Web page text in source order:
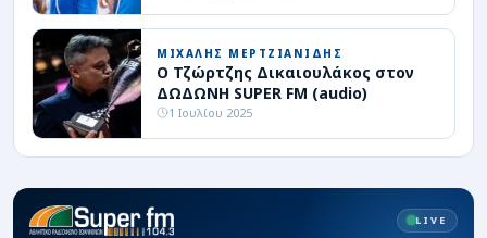
ΜΙΧΑΛΗΣ ΜΕΡΤΖΙΑΝΙΔΗΣ
Ο Τζώρτζης Δικαιουλάκος στον
ΔΩΔΩΝΗ SUPER FM (audio)
1 Ιουλίου 2025
LIVE